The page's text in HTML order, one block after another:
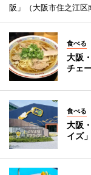
阪」（大阪市住之江区
食べる
大阪
チェ
食べる
大阪
イズ